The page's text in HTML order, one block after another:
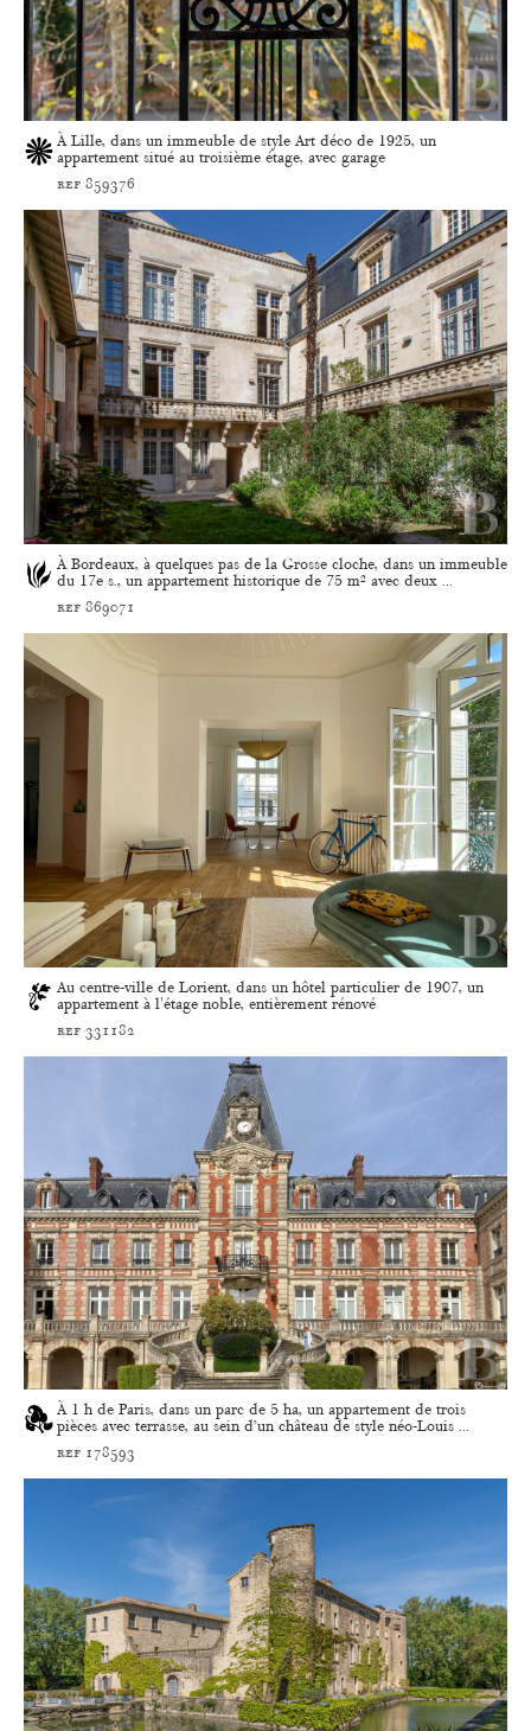
À Lille, dans un immeuble de style Art déco de 1925, un
appartement situé au troisième étage, avec garage
ref 859376
À Bordeaux, à quelques pas de la Grosse cloche, dans un immeuble
du 17e s., un appartement historique de 75 m² avec deux ...
ref 869071
Au centre-ville de Lorient, dans un hôtel particulier de 1907, un
appartement à l'étage noble, entièrement rénové
ref 331182
À 1 h de Paris, dans un parc de 5 ha, un appartement de trois
pièces avec terrasse, au sein d’un château de style néo-Louis ...
ref 178593